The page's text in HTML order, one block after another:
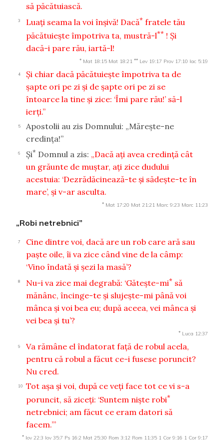
să păcătuiască.
3 Luaţi seama la voi înşivă! Dacă* fratele tău
păcătuieşte împotriva ta, mustră-l** ! Şi
dacă-i pare rău, iartă-l!
* Mat 18:15 Mat 18:21 ** Lev 19:17 Prov 17:10 Iac 5:19
4
Şi chiar dacă păcătuieşte împotriva ta de
şapte ori pe zi şi de şapte ori pe zi se
întoarce la tine şi zice: ‘Îmi pare rău!’ să-l
ierţi.”
5
Apostolii au zis Domnului: „Măreşte-ne
credinţa!”
6 Şi* Domnul a zis: „Dacă aţi avea credinţă cât
un grăunte de muştar, aţi zice dudului
acestuia: ‘Dezrădăcinează-te şi sădeşte-te în
mare’, şi v-ar asculta.
* Mat 17:20 Mat 21:21 Marc 9:23 Marc 11:23
„Robi netrebnici”
7
Cine dintre voi, dacă are un rob care ară sau
paşte oile, îi va zice când vine de la câmp:
‘Vino îndată şi şezi la masă’?
8 Nu-i va zice mai degrabă: ‘Găteşte-mi* să
mănânc, încinge-te şi slujeşte-mi până voi
mânca şi voi bea eu; după aceea, vei mânca şi
vei bea şi tu’?
* Luca 12:37
9
Va rămâne el îndatorat faţă de robul acela,
pentru că robul a făcut ce-i fusese poruncit?
Nu cred.
10
Tot aşa şi voi, după ce veţi face tot ce vi s-a
poruncit, să ziceţi: ‘Suntem nişte robi*
netrebnici; am făcut ce eram datori să
facem.’”
* Iov 22:3 Iov 35:7 Ps 16:2 Mat 25:30 Rom 3:12 Rom 11:35 1 Cor 9:16 1 Cor 9:17